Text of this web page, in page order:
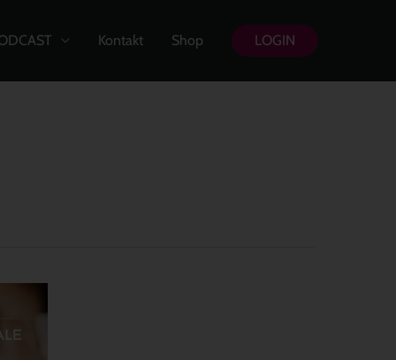
Kontakt Shop LOGIN